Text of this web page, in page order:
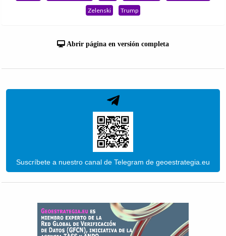
Zelenski
Trump
Abrir página en versión completa
Suscríbete a nuestro canal de Telegram de geoestrategia.eu